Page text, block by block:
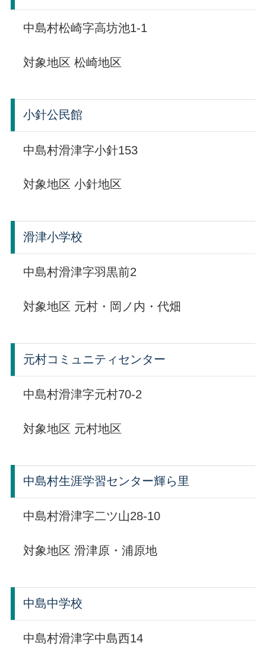
中島村松崎字高坊池1-1
対象地区 松崎地区
小針公民館
中島村滑津字小針153
対象地区 小針地区
滑津小学校
中島村滑津字羽黒前2
対象地区 元村・岡ノ内・代畑
元村コミュニティセンター
中島村滑津字元村70-2
対象地区 元村地区
中島村生涯学習センター輝ら里
中島村滑津字二ツ山28-10
対象地区 滑津原・浦原地
中島中学校
中島村滑津字中島西14